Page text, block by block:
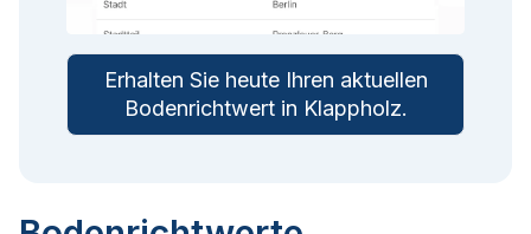
Erhalten Sie heute Ihren aktuellen
Bodenrichtwert in Klappholz.